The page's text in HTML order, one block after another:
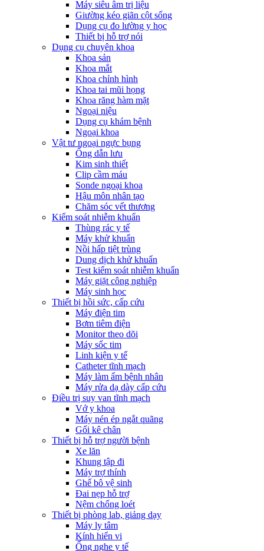
Máy siêu âm trị liệu
Giường kéo giãn cột sống
Dụng cụ đo lường y học
Thiết bị hỗ trợ nói
Dụng cụ chuyên khoa
Khoa sản
Khoa mắt
Khoa chỉnh hình
Khoa tai mũi họng
Khoa răng hàm mặt
Ngoại niệu
Dụng cụ khám bệnh
Ngoại khoa
Vật tư ngoại ngực bụng
Ống dẫn lưu
Kim sinh thiết
Clip cầm máu
Sonde ngoại khoa
Hậu môn nhân tạo
Chăm sóc vết thương
Kiểm soát nhiễm khuẩn
Thùng rác y tế
Máy khử khuẩn
Nồi hấp tiệt trùng
Dung dịch khử khuẩn
Test kiểm soát nhiễm khuẩn
Máy giặt công nghiệp
Máy sinh học
Thiết bị hồi sức, cấp cứu
Máy điện tim
Bơm tiêm điện
Monitor theo dõi
Máy sốc tim
Linh kiện y tế
Catheter tĩnh mạch
Máy làm ấm bệnh nhân
Máy rửa dạ dày cấp cứu
Điều trị suy van tĩnh mạch
Vớ y khoa
Máy nén ép ngắt quãng
Gối kê chân
Thiết bị hỗ trợ người bệnh
Xe lăn
Khung tập đi
Máy trợ thính
Ghế bô vệ sinh
Đai nẹp hỗ trợ
Nệm chống loét
Thiết bị phòng lab, giảng dạy
Máy ly tâm
Kính hiển vi
Ống nghe y tế